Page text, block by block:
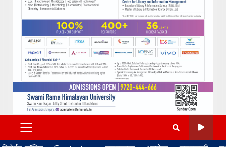
PRIMARY
MENU